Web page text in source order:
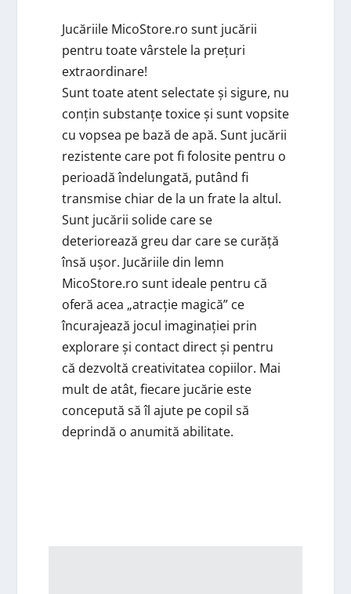
Jucăriile MicoStore.ro sunt jucării
pentru toate vârstele la prețuri
extraordinare!
Sunt toate atent selectate și sigure, nu
conțin substanțe toxice și sunt vopsite
cu vopsea pe bază de apă. Sunt jucării
rezistente care pot fi folosite pentru o
perioadă îndelungată, putând fi
transmise chiar de la un frate la altul.
Sunt jucării solide care se
deteriorează greu dar care se curăță
însă ușor. Jucăriile din lemn
MicoStore.ro sunt ideale pentru că
oferă acea „atracție magică” ce
încurajează jocul imaginației prin
explorare și contact direct și pentru
că dezvoltă creativitatea copiilor. Mai
mult de atât, fiecare jucărie este
concepută să îl ajute pe copil să
deprindă o anumită abilitate.